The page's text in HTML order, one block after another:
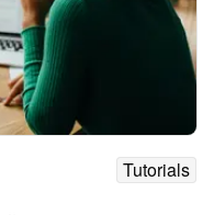
Tutorials